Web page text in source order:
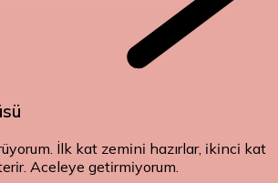
İlk kat zemini hazırlar, ikinci kat
Aceleye getirmiyorum.